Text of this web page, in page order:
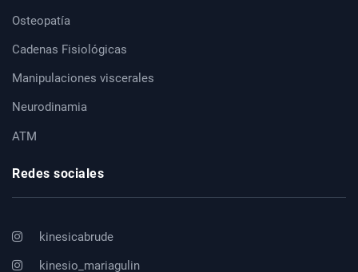
Osteopatía
Cadenas Fisiológicas
Manipulaciones viscerales
Neurodinamia
ATM
Redes sociales
kinesicabrude
kinesio_mariagulin